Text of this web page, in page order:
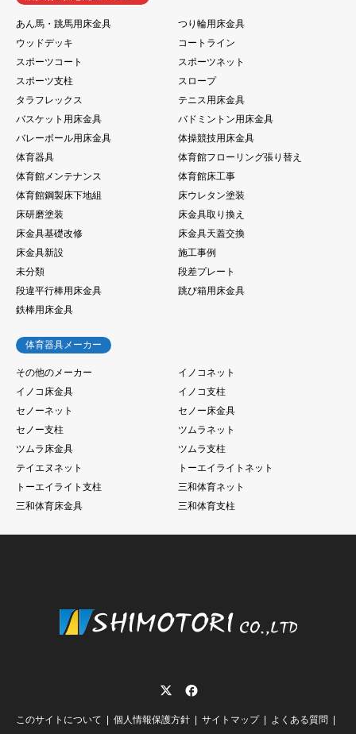
あん馬・跳馬用床金具
つり輪用床金具
ウッドデッキ
コートライン
スポーツコート
スポーツネット
スポーツ支柱
スロープ
タラフレックス
テニス用床金具
バスケット用床金具
バドミントン用床金具
バレーボール用床金具
体操競技用床金具
体育器具
体育館フローリング張り替え
体育館メンテナンス
体育館床工事
体育館鋼製床下地組
床ウレタン塗装
床研磨塗装
床金具取り換え
床金具基礎改修
床金具天蓋交換
床金具新設
施工事例
未分類
段差プレート
段違平行棒用床金具
跳び箱用床金具
鉄棒用床金具
体育器具メーカー
その他のメーカー
イノコネット
イノコ床金具
イノコ支柱
セノーネット
セノー床金具
セノー支柱
ツムラネット
ツムラ床金具
ツムラ支柱
テイエヌネット
トーエイライトネット
トーエイライト支柱
三和体育ネット
三和体育床金具
三和体育支柱
このサイトについて 個人情報保護方針 サイトマップ
よくある質問